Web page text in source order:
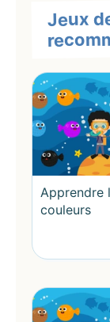
Jeux
Apprendre
couleurs